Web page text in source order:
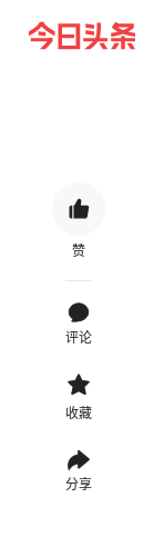
赞
评论
收藏
分享